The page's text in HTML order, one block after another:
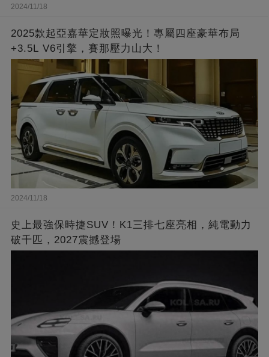
2024/11/18
2025款起亞嘉華定妝照曝光！專屬四座豪華布局
+3.5L V6引擎，賽那壓力山大！
2024/11/18
史上最強保時捷SUV！K1三排七座亮相，純電動力
破千匹，2027震撼登場